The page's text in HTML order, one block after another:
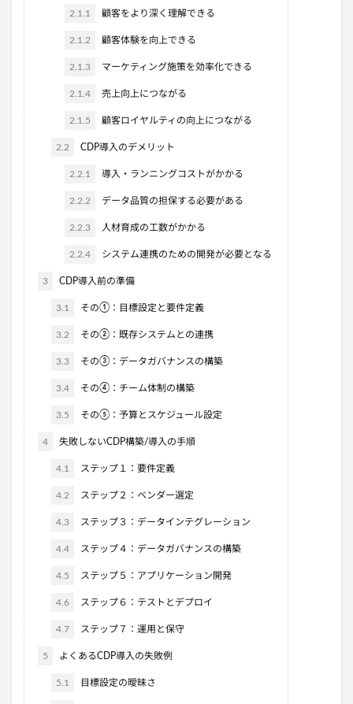
2.1.1 顧客をより深く理解できる
2.1.2 顧客体験を向上できる
2.1.3 マーケティング施策を効率化できる
2.1.4 売上向上につながる
2.1.5 顧客ロイヤルティの向上につながる
2.2 CDP導入のデメリット
2.2.1 導入・ランニングコストがかかる
2.2.2 データ品質の担保する必要がある
2.2.3 人材育成の工数がかかる
2.2.4 システム連携のための開発が必要となる
3 CDP導入前の準備
3.1 その①：目標設定と要件定義
3.2 その②：既存システムとの連携
3.3 その③：データガバナンスの構築
3.4 その④：チーム体制の構築
3.5 その⑤：予算とスケジュール設定
4 失敗しないCDP構築/導入の手順
4.1 ステップ１：要件定義
4.2 ステップ２：ベンダー選定
4.3 ステップ３：データインテグレーション
4.4 ステップ４：データガバナンスの構築
4.5 ステップ５：アプリケーション開発
4.6 ステップ６：テストとデプロイ
4.7 ステップ７：運用と保守
5 よくあるCDP導入の失敗例
5.1 目標設定の曖昧さ